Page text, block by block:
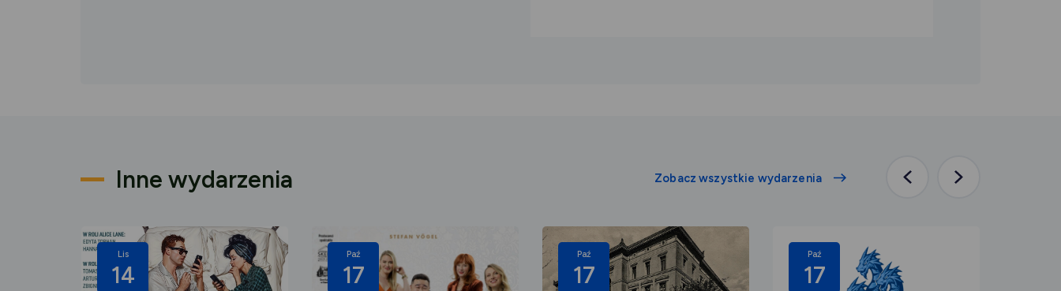
Inne wydarzenia Zobacz wszystkie wydarzenia
Poprzednia
Następna
Lis
14
Paź
17
Paź
17
Paź
17